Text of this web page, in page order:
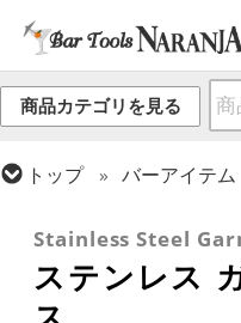
商品カテゴリを見る
トップ バーアイテム
Stainless Steel
ステンレス